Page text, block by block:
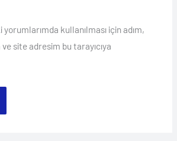
kullanılması için adım,
site adresim bu tarayıcıya